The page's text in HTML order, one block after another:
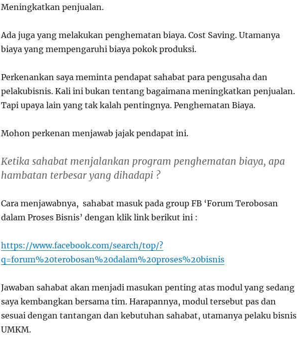
Meningkatkan penjualan.
Ada juga yang melakukan penghematan biaya. Cost Saving. Utamanya
biaya yang mempengaruhi biaya pokok produksi.
Perkenankan saya meminta pendapat sahabat para pengusaha dan
pelakubisnis. Kali ini bukan tentang bagaimana meningkatkan penjualan.
Tapi upaya lain yang tak kalah pentingnya. Penghematan Biaya.
Mohon perkenan menjawab jajak pendapat ini.
Ketika sahabat menjalankan program penghematan biaya, apa
hambatan terbesar yang dihadapi ?
Cara menjawabnya, sahabat masuk pada group FB ‘Forum Terobosan
dalam Proses Bisnis’ dengan klik link berikut ini :
https://www.facebook.com/search/top/?
q=forum%20terobosan%20dalam%20proses%20bisnis
Jawaban sahabat akan menjadi masukan penting atas modul yang sedang
saya kembangkan bersama tim. Harapannya, modul tersebut pas dan
sesuai dengan tantangan dan kebutuhan sahabat, utamanya pelaku bisnis
UMKM.